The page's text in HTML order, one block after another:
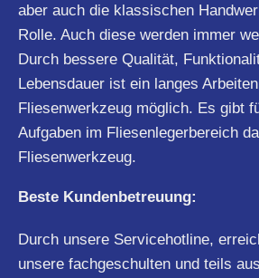
aber auch die klassischen
Rolle. Auch diese werden immer
Durch bessere Qualität,
Lebensdauer ist ein langes
Fliesenwerkzeug möglich. Es gibt
Aufgaben im Fliesenlegerbereich
Fliesenwerkzeug.
Beste Kundenbetreuung:
Durch unsere Servicehotline,
unsere fachgeschulten und teils